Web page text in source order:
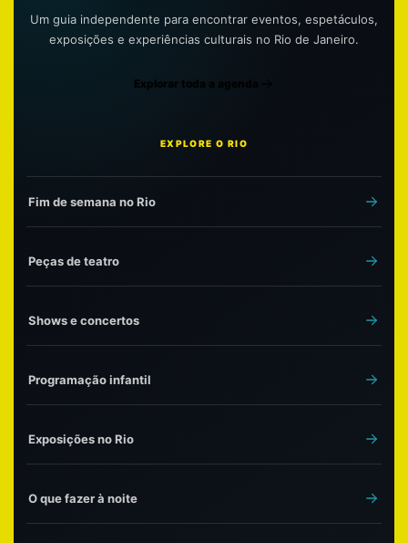
Um guia independente para encontrar eventos, espetáculos,
exposições e experiências culturais no Rio de Janeiro.
Explorar toda a agenda
EXPLORE O RIO
Fim de semana no Rio
Peças de teatro
Shows e concertos
Programação infantil
Exposições no Rio
O que fazer à noite